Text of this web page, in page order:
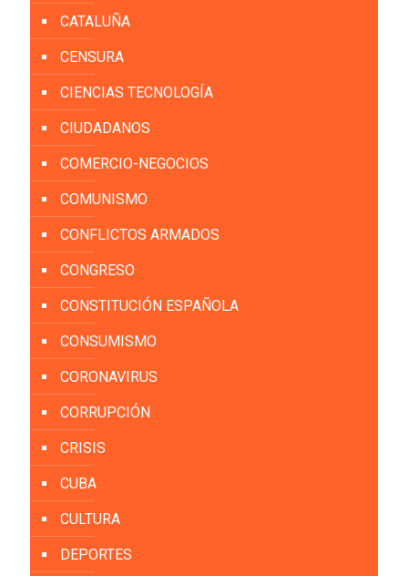
CATALUÑA
CENSURA
CIENCIAS TECNOLOGÍA
CIUDADANOS
COMERCIO-NEGOCIOS
COMUNISMO
CONFLICTOS ARMADOS
CONGRESO
CONSTITUCIÓN ESPAÑOLA
CONSUMISMO
CORONAVIRUS
CORRUPCIÓN
CRISIS
CUBA
CULTURA
DEPORTES